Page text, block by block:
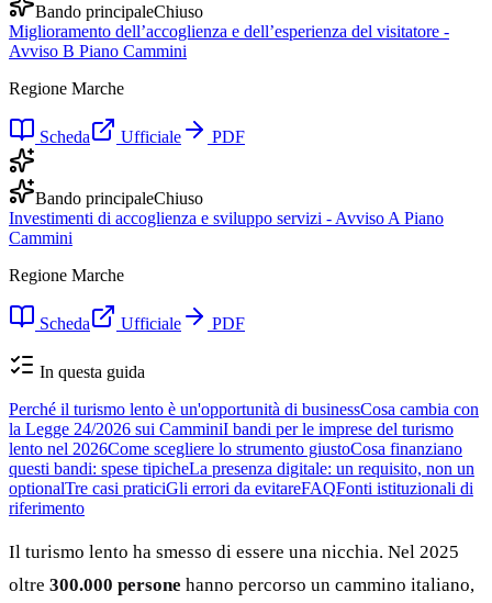
Bando principaleChiuso
Miglioramento dell’accoglienza e dell’esperienza del visitatore -
Avviso B Piano Cammini
Regione Marche
Scheda Ufficiale PDF
Bando principaleChiuso
Investimenti di accoglienza e sviluppo servizi - Avviso A Piano
Cammini
Regione Marche
Scheda Ufficiale PDF
In questa guida
Perché il turismo lento è un'opportunità di businessCosa cambia con
la Legge 24/2026 sui CamminiI bandi per le imprese del turismo
lento nel 2026Come scegliere lo strumento giustoCosa finanziano
questi bandi: spese tipicheLa presenza digitale: un requisito, non un
optionalTre casi praticiGli errori da evitareFAQFonti istituzionali di
riferimento
Il turismo lento ha smesso di essere una nicchia. Nel 2025
oltre 300.000 persone hanno percorso un cammino italiano,